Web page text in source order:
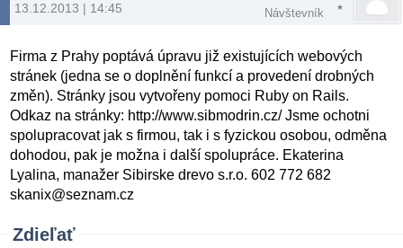
13.12.2013 | 14:45 Návštevník
Firma z Prahy poptává úpravu již existujících webových
stránek (jedna se o doplnění funkcí a provedení drobných
změn). Stránky jsou vytvořeny pomoci Ruby on Rails.
Odkaz na stránky: http://www.sibmodrin.cz/ Jsme ochotni
spolupracovat jak s firmou, tak i s fyzickou osobou, odměna
dohodou, pak je možna i další spolupráce. Ekaterina
Lyalina, manažer Sibirske drevo s.r.o. 602 772 682
skanix@seznam.cz
Zdieľať